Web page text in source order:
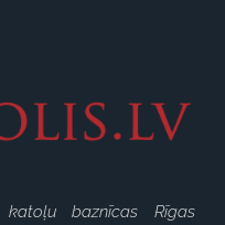
baznīcas Rīgas